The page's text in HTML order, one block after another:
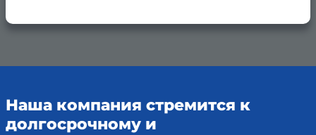
Наша компания стремится к
долгосрочному и